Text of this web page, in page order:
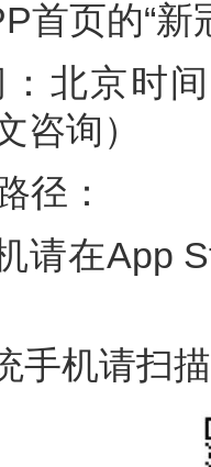
首页的“
京时间
咨询）
：
在App
机请扫描